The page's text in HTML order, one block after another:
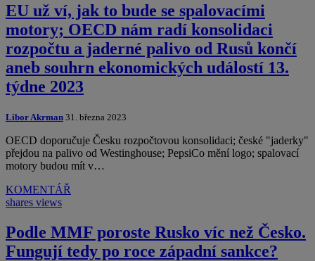
EU už ví, jak to bude se spalovacími
motory; OECD nám radí konsolidaci
rozpočtu a jaderné palivo od Rusů končí
aneb souhrn ekonomických událostí 13.
týdne 2023
Libor Akrman 31. března 2023
OECD doporučuje Česku rozpočtovou konsolidaci; české "jaderky"
přejdou na palivo od Westinghouse; PepsiCo mění logo; spalovací
motory budou mít v…
KOMENTÁŘ
shares views
Podle MMF poroste Rusko víc než Česko.
Fungují tedy po roce západní sankce?